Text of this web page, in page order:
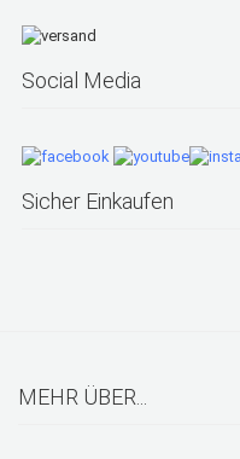
Social Media
Sicher Einkaufen
MEHR ÜBER...